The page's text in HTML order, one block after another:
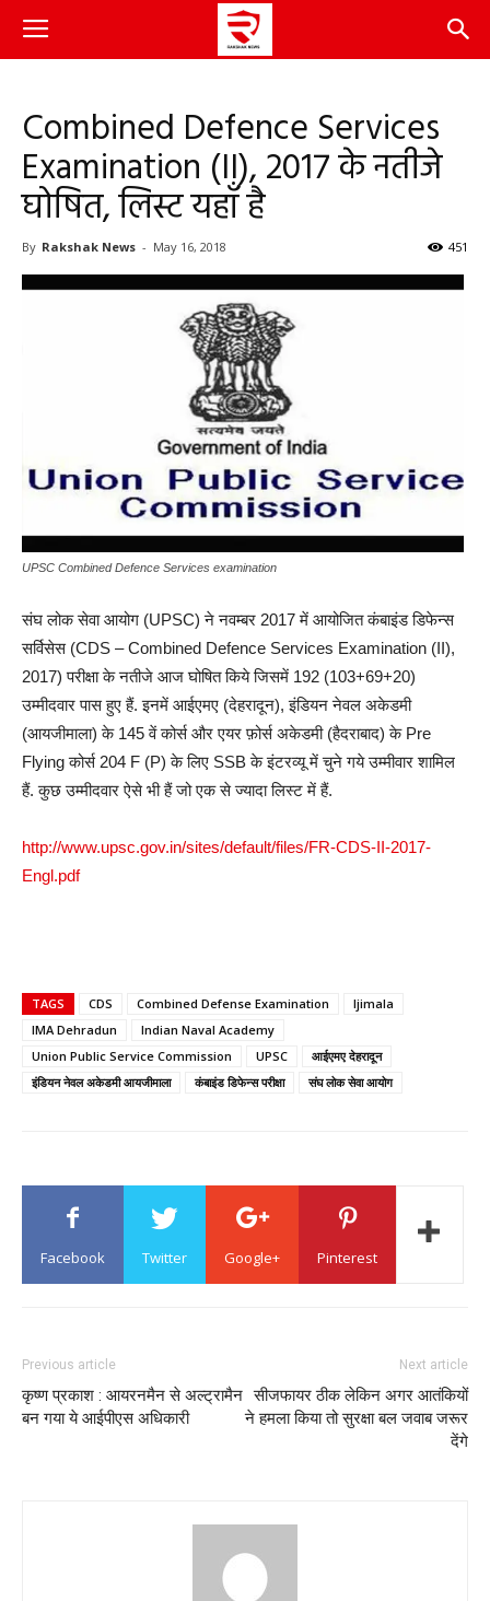
Combined Defence Services
Examination (II), 2017 के नतीजे
घोषित, लिस्ट यहाँ है
By Rakshak News - May 16, 2018 451
UPSC Combined Defence Services examination
संघ लोक सेवा आयोग (UPSC) ने नवम्बर 2017 में आयोजित कंबाइंड डिफेन्स
सर्विसेस (CDS – Combined Defence Services Examination (II),
2017) परीक्षा के नतीजे आज घोषित किये जिसमें 192 (103+69+20)
उम्मीदवार पास हुए हैं. इनमें आईएमए (देहरादून), इंडियन नेवल अकेडमी
(आयजीमाला) के 145 वें कोर्स और एयर फ़ोर्स अकेडमी (हैदराबाद) के Pre
Flying कोर्स 204 F (P) के लिए SSB के इंटरव्यू में चुने गये उम्मीवार शामिल
हैं. कुछ उम्मीदवार ऐसे भी हैं जो एक से ज्यादा लिस्ट में हैं.
http://www.upsc.gov.in/sites/default/files/FR-CDS-II-2017-
Engl.pdf
TAGS CDS Combined Defense Examination
Ijimala
IMA Dehradun
Indian Naval Academy
Union Public Service Commission
UPSC
आईएमए देहरादून
इंडियन नेवल अकेडमी आयजीमाला
कंबाइंड डिफेन्स परीक्षा संघ लोक सेवा आयोग
Facebook Twitter Google+ Pinterest
Previous article
कृष्ण प्रकाश : आयरनमैन से अल्ट्रामैन
बन गया ये आईपीएस अधिकारी
Next article
सीजफायर ठीक लेकिन अगर आतंकियों
ने हमला किया तो सुरक्षा बल जवाब जरूर
देंगे